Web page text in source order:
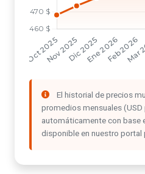
El historial de precios
promedios mensuales
automáticamente con base
disponible en nuestro portal